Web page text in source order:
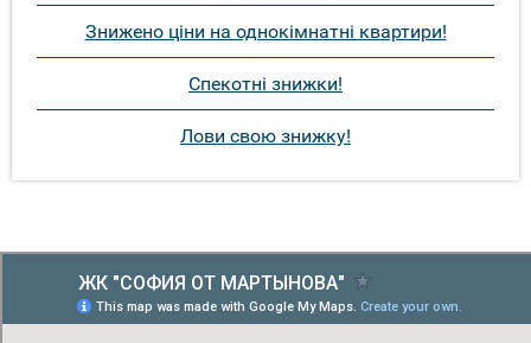
Знижено ціни на однокімнатні квартири!
Спекотні знижки!
Лови свою знижку!